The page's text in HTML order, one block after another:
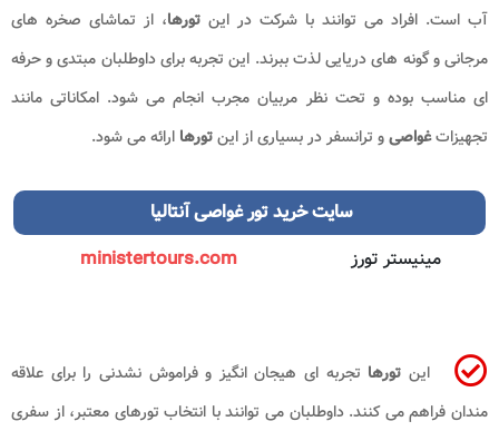
آب است. افراد می توانند با شرکت در این تورها، از تماشای صخره های
مرجانی و گونه های دریایی لذت ببرند. این تجربه برای داوطلبان مبتدی و حرفه
ای مناسب بوده و تحت نظر مربیان مجرب انجام می شود. امکاناتی مانند
تجهیزاتغواصیو ترانسفر در بسیاری از اینتورها ارائه می شود.
سایت خرید تور غواصی آنتالیا
مینیستر تورز
ministertours.com
این تورها تجربه ای هیجان انگیز و فراموش نشدنی را برای علاقه
مندان فراهم می کنند. داوطلبان می توانند با انتخاب تورهای معتبر، از سفری